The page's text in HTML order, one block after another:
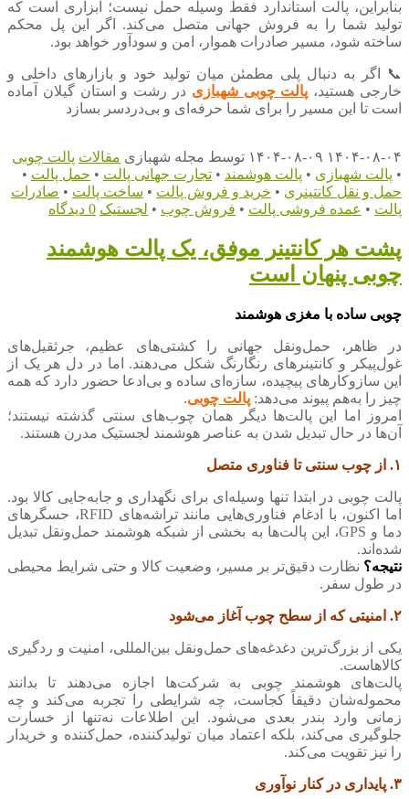
بنابراین، پالت استاندارد فقط وسیله حمل نیست؛ ابزاری است که
تولید شما را به فروش جهانی متصل می‌کند. اگر این پل محکم
ساخته شود، مسیر صادرات هموار، امن و سودآور خواهد بود.
📞 اگر به دنبال پلی مطمئن میان تولید خود و بازارهای داخلی و
خارجی هستید، پالت چوبی شهبازی در رشت و استان گیلان آماده
است تا این مسیر را برای شما حرفه‌ای و بی‌دردسر بسازد
۱۴۰۴-۰۸-۰۴ ۱۴۰۴-۰۸-۰۹ توسط مجله شهبازی مقالات پالت چوبی
• پالت شهبازی • پالت هوشمند • تجارت جهانی پالت • حمل پالت •
حمل و نقل کانتینری • خرید و فروش پالت • ساخت پالت • صادرات
پالت • عمده فروشی پالت • فروش چوب • لجستیک 0 دیدگاه
پشت هر کانتینر موفق، یک پالت هوشمند
چوبی پنهان است
چوبی ساده با مغزی هوشمند
در ظاهر، حمل‌ونقل جهانی را کشتی‌های عظیم، جرثقیل‌های
غول‌پیکر و کانتینرهای رنگارنگ شکل می‌دهند. اما در دل هر یک از
این سازوکارهای پیچیده، سازه‌ای ساده و بی‌ادعا حضور دارد که همه
چیز را به‌هم پیوند می‌دهد: پالت چوبی.
امروز اما این پالت‌ها دیگر همان چوب‌های سنتی گذشته نیستند؛
آن‌ها در حال تبدیل شدن به عناصر هوشمند لجستیک مدرن هستند.
۱. از چوب سنتی تا فناوری متصل
پالت چوبی در ابتدا تنها وسیله‌ای برای نگهداری و جابه‌جایی کالا بود.
اما اکنون، با ادغام فناوری‌هایی مانند تراشه‌های RFID، حسگرهای
دما و GPS، این پالت‌ها به بخشی از شبکه هوشمند حمل‌ونقل تبدیل
شده‌اند.
نتیجه؟ نظارت دقیق‌تر بر مسیر، وضعیت کالا و حتی شرایط محیطی
در طول سفر.
۲. امنیتی که از سطح چوب آغاز می‌شود
یکی از بزرگ‌ترین دغدغه‌های حمل‌ونقل بین‌المللی، امنیت و ردگیری
کالاهاست.
پالت‌های هوشمند چوبی به شرکت‌ها اجازه می‌دهند تا بدانند
محموله‌شان دقیقاً کجاست، چه شرایطی را تجربه می‌کند و چه
زمانی وارد بندر بعدی می‌شود. این اطلاعات نه‌تنها از خسارت
جلوگیری می‌کند، بلکه اعتماد میان تولیدکننده، حمل‌کننده و خریدار
را نیز تقویت می‌کند.
۳. پایداری در کنار نوآوری